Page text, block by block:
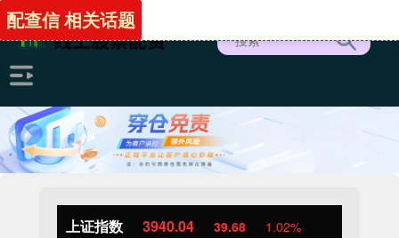
上证指数 3940.04 39.68 1.02%
配查信 相关话题